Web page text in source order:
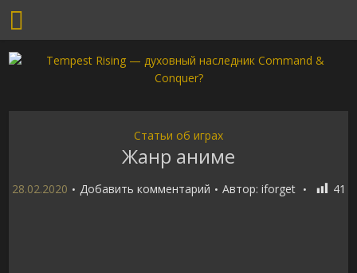
Статьи об играх
Жанр аниме
28.02.2020 Добавить комментарий Автор: iforget 41